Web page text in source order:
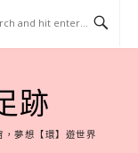
跡
夢想【環】遊世界